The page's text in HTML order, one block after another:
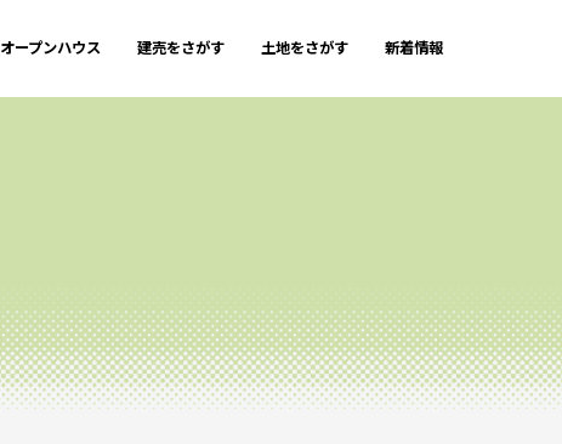
オープンハウス 建売をさがす 土地をさがす 新着情報